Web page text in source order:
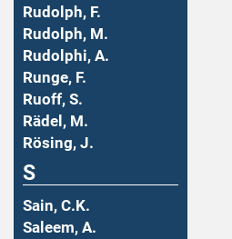
Rudolph, F.
Rudolph, M.
Rudolphi, A.
Runge, F.
Ruoff, S.
Rädel, M.
Rösing, J.
S
Sain, C.K.
Saleem, A.